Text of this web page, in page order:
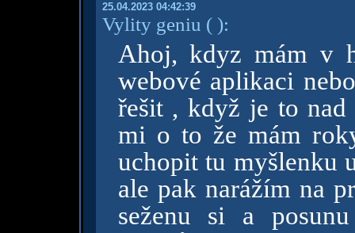
25.04.2023 04:42:39
Vylity geniu ( ):
Ahoj, kdyz mám v
webové aplikaci
řešit , když je to nad
mi o to že mám
uchopit tu myšlenku
ale pak narážím na
seženu si a